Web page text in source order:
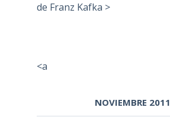
de Franz Kafka >
<a
NOVIEMBRE 2011